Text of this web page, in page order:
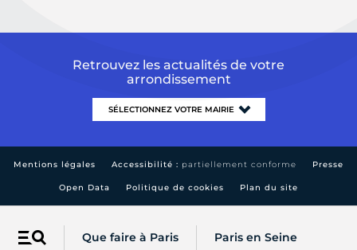
Menu Que faire à Paris Paris en Seine
Retrouvez les actualités de votre
arrondissement
Mentions légales Accessibilité : partiellement conforme Presse
Open Data Politique de cookies Plan du site